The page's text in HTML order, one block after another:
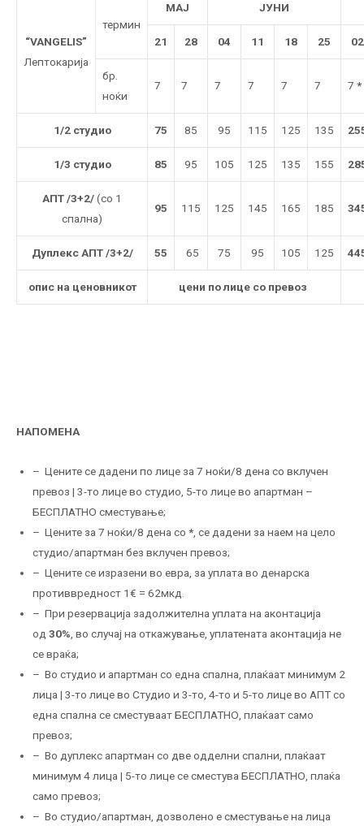
“VANGELIS”
Лептокарија
термин
МАЈ ЈУНИ
21 28 04 11 18 25 02
бр.
ноќи
7 7 7 7 7 7 7 *
1/2 студио 75 85 95 115 125 135
1/3 студио 85 95 105 125 135 155
АПТ /3+2/(со 1
спална)
95 115 125 145 165 185
Дуплекс АПТ /3+2/ 55 65 75 95 105 125
опис на ценовникот цени по лице со превоз
НАПОМЕНА
– Цените се дадени по лице за 7 ноќи/8 дена со вклучен
превоз | 3-то лице во студио, 5-то лице во апартман –
БЕСПЛАТНО сместување;
– Цените за 7 ноќи/8 дена со *, се дадени за наем на цело
студио/апартман без вклучен превоз;
– Цените се изразени во евра, за уплата во денарска
противвредност 1€ = 62мкд.
– При резервација задолжителна уплата на аконтација
од 30%, во случај на откажување, уплатената аконтација не
се враќа;
– Во студио и апартман со една спална, плаќаат минимум 2
лица | 3-то лице во Студио и 3-то, 4-то и 5-то лице во АПТ со
една спална се сместуваат БЕСПЛАТНО, плаќаат само
превоз;
– Во дуплекс апартман со две одделни спални, плаќаат
минимум 4 лица | 5-то лице се сместува БЕСПЛАТНО, плаќа
само превоз;
– Во студио/апартман, дозволено е сместување на лица